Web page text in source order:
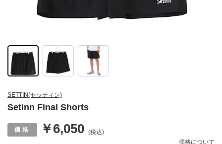
SETTIN(セッティン)
Setinn Final Shorts
￥6,050 (税込)
価格について